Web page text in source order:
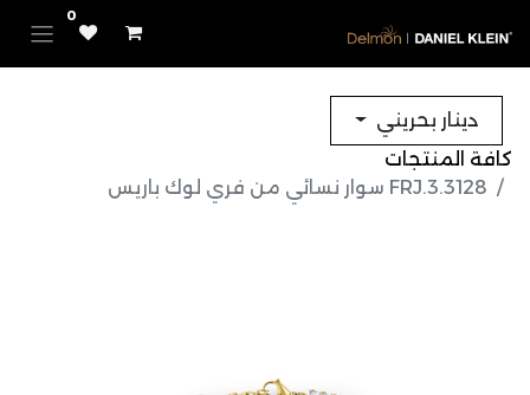
0
دينار بحريني
كافة المنتجات
FRJ.3.3128 سوار نسائي من فري لوك باريس